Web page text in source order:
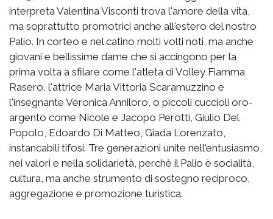
interpreta Valentina Visconti trova l'amore della vita,
ma soprattutto promotrici anche all'estero del nostro
Palio. In corteo e nel catino molti volti noti, ma anche
giovani e bellissime dame che si accingono per la
prima volta a sfilare come l'atleta di Volley Fiamma
Rasero, l'attrice Maria Vittoria Scaramuzzino e
l'insegnante Veronica Anniloro, o piccoli cuccioli oro-
argento come Nicole e Jacopo Perotti, Giulio Del
Popolo, Edoardo Di Matteo, Giada Lorenzato,
instancabili tifosi. Tre generazioni unite nell'entusiasmo,
nei valori e nella solidarietà, perchè il Palio è socialità,
cultura, ma anche strumento di sostegno reciproco,
aggregazione e promozione turistica.